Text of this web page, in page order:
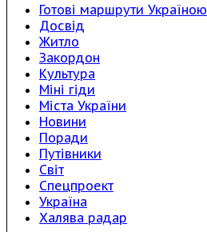
Готові маршрути Україною
Досвід
Житло
Закордон
Культура
Міні гіди
Міста України
Новини
Поради
Путівники
Світ
Спецпроект
Україна
Халява радар